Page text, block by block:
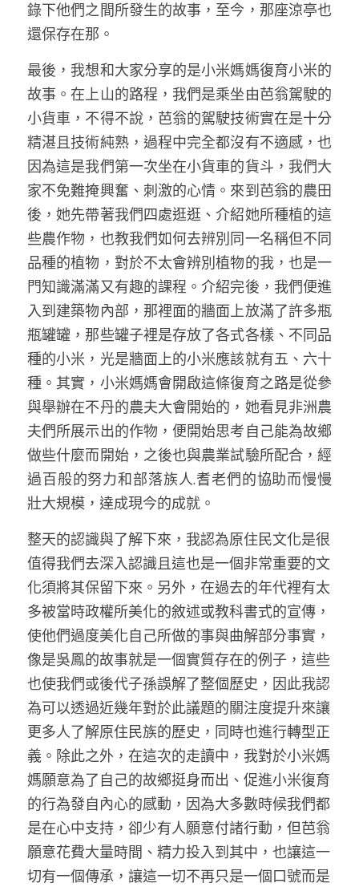
錄下他們之間所發生的故事，至今，那座涼亭也
還保存在那。
最後，我想和大家分享的是小米媽媽復育小米的
故事。在上山的路程，我們是乘坐由芭翁駕駛的
小貨車，不得不說，芭翁的駕駛技術實在是十分
精湛且技術純熟，過程中完全都沒有不適感，也
因為這是我們第一次坐在小貨車的貨斗，我們大
家不免難掩興奮、刺激的心情。來到芭翁的農田
後，她先帶著我們四處逛逛、介紹她所種植的這
些農作物，也教我們如何去辨別同一名稱但不同
品種的植物，對於不太會辨別植物的我，也是一
門知識滿滿又有趣的課程。介紹完後，我們便進
入到建築物內部，那裡面的牆面上放滿了許多瓶
瓶罐罐，那些罐子裡是存放了各式各樣、不同品
種的小米，光是牆面上的小米應該就有五、六十
種。其實，小米媽媽會開啟這條復育之路是從參
與舉辦在不丹的農夫大會開始的，她看見非洲農
夫們所展示出的作物，便開始思考自己能為故鄉
做些什麼而開始，之後也與農業試驗所配合，經
過百般的努力和部落族人.耆老們的協助而慢慢
壯大規模，達成現今的成就。
整天的認識與了解下來，我認為原住民文化是很
值得我們去深入認識且這也是一個非常重要的文
化須將其保留下來。另外，在過去的年代裡有太
多被當時政權所美化的敘述或教科書式的宣傳，
使他們過度美化自己所做的事與曲解部分事實，
像是吳鳳的故事就是一個實質存在的例子，這些
也使我們或後代子孫誤解了整個歷史，因此我認
為可以透過近幾年對於此議題的關注度提升來讓
更多人了解原住民族的歷史，同時也進行轉型正
義。除此之外，在這次的走讀中，我對於小米媽
媽願意為了自己的故鄉挺身而出、促進小米復育
的行為發自內心的感動，因為大多數時候我們都
是在心中支持，卻少有人願意付諸行動，但芭翁
願意花費大量時間、精力投入到其中，也讓這一
切有一個傳承，讓這一切不再只是一個口號而是